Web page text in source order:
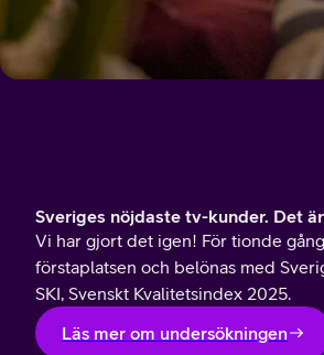
Sveriges nöjdaste tv-kunder. Det är
Vi har gjort det igen! För tionde
förstaplatsen och belönas med
SKI, Svenskt Kvalitetsindex 2025.
Läs mer om undersökningen